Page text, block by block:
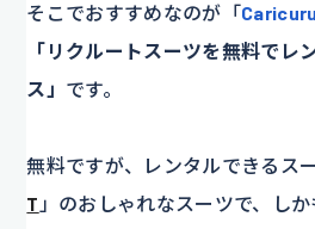
そこでおすすめなのが「
「リクルートスーツを無料でレ
ス」 です。
無料ですが、レンタルできるス
T 」のおしゃれなスーツで、し